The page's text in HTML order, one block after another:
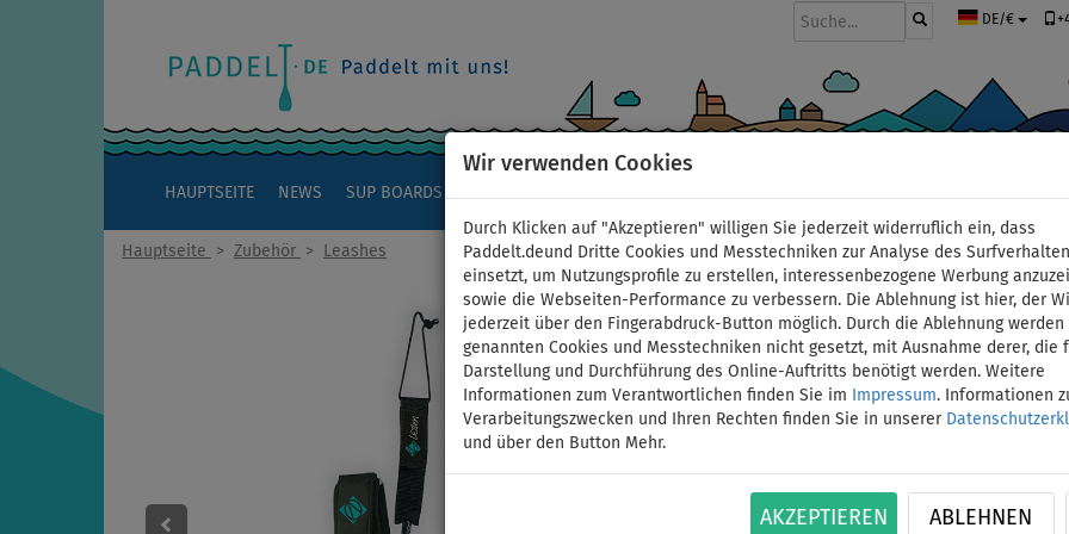
Wir verwenden Cookies
Durch Klicken auf "Akzeptieren" willigen Sie jederzeit widerruflich ein, dass
Paddelt.deund Dritte Cookies und Messtechniken zur Analyse des
einsetzt, um Nutzungsprofile zu erstellen, interessenbezogene Werbung
sowie die Webseiten-Performance zu verbessern. Die Ablehnung ist hier, der
jederzeit über den Fingerabdruck-Button möglich. Durch die Ablehnung werden
genannten Cookies und Messtechniken nicht gesetzt, mit Ausnahme derer, die
Darstellung und Durchführung des Online-Auftritts benötigt werden. Weitere
Informationen zum Verantwortlichen finden Sie im
Impressum. Informationen
Verarbeitungszwecken und Ihren Rechten finden Sie in unserer
und über den Button Mehr.
AKZEPTIEREN ABLEHNEN
DE/€
HAUPTSEITE NEWS SUP BOARDS
Hauptseite > Zubehör > Leashes
LOZEN Coil Leash
für SUP
Die Spiral-Leash (Sicherheitsleine) von
Bedingungen auf dem Wasser nicht verlieren.